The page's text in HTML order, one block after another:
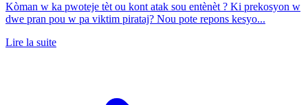
Kòman w ka pwoteje tèt ou kont atak sou entènèt ? Ki prekosyon w
dwe pran pou w pa viktim pirataj? Nou pote repons kesyo...
Lire la suite